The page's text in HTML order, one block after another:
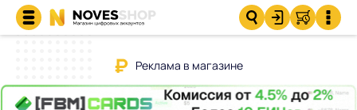
Реклама в магазине